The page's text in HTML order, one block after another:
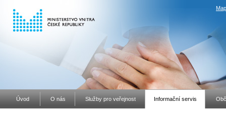
Úvod O nás Služby pro veřejnost Informační servis